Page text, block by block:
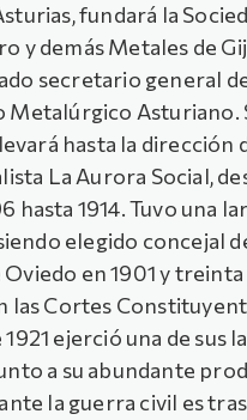
fundará la
y demás Metales de
secretario general
Metalúrgico Asturiano.
hasta la dirección
La Aurora Social,
hasta 1914. Tuvo una
elegido concejal
en 1901 y treinta
las Cortes
ejerció una de sus
a su abundante
la guerra civil es